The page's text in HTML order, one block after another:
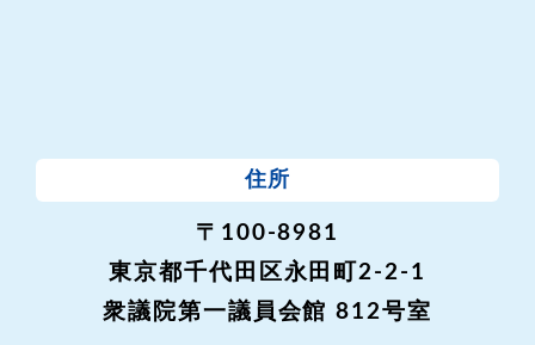
住所
〒100-8981
東京都千代田区永田町2-2-1
衆議院第一議員会館 812号室